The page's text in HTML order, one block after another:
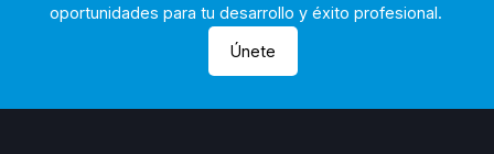
oportunidades para tu desarrollo y éxito profesional.
Únete